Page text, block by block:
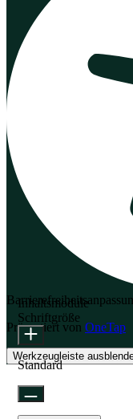
Präsentiert von OneTap
Werkzeugleiste
Inhaltsmodule
Schriftgröße
Standard